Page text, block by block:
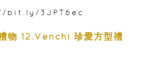
bit.ly/3JPT6ec
物 12.Venchi 珍愛方型禮